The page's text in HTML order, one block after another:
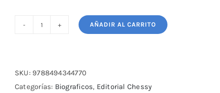
tablero
Vol3
AÑADIR AL CARRITO
SKU: 9788494344770
Categorías: Biograficos, Editorial Chessy